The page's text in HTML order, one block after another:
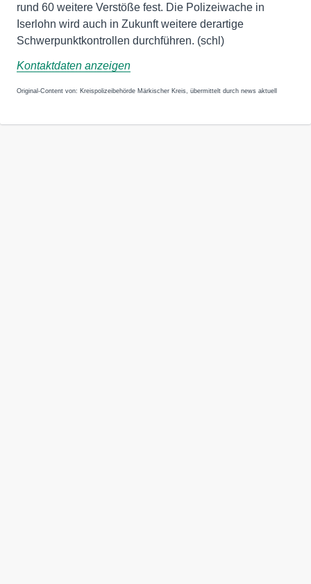
rund 60 weitere Verstöße fest. Die Polizeiwache in
Iserlohn wird auch in Zukunft weitere derartige
Schwerpunktkontrollen durchführen. (schl)
Kontaktdaten anzeigen
Original-Content von: Kreispolizeibehörde Märkischer Kreis, übermittelt durch news aktuell